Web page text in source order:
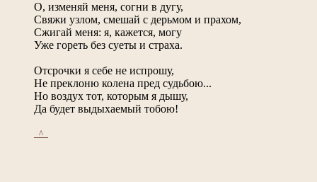
О, изменяй меня, согни в дугу,
Свяжи узлом, смешай с дерьмом и прахом,
Сжигай меня: я, кажется, могу
Уже гореть без суеты и страха.
Отсрочки я себе не испрошу,
Не преклоню колена пред судьбою...
Но воздух тот, которым я дышу,
Да будет выдыхаемый тобою!
_^_